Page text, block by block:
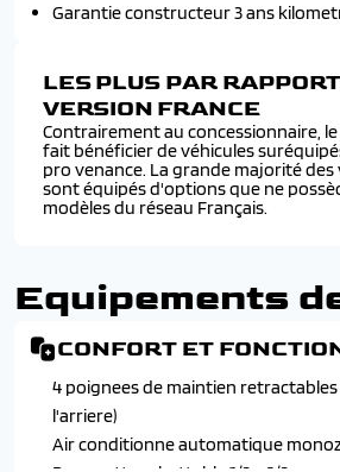
Garantie constructeur 3 ans
LES PLUS PAR
VERSION FRANCE
Contrairement au concessionnaire,
fait bénéficier de véhicules
pro venance. La grande majorité
sont équipés d'options que ne
modèles du réseau Français.
Equipements
CONFORT ET
4 poignees de maintien retractables
l'arriere)
Air conditionne automatique